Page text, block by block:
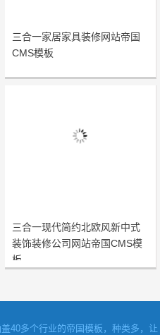
三合一家居家具装修网站帝国
CMS模板
三合一现代简约北欧风新中式
装饰装修公司网站帝国CMS模
板
40多个行业的帝国模板，种类多，让